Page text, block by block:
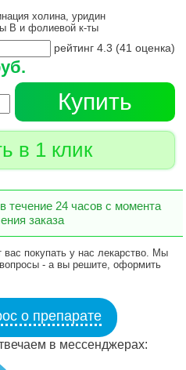
холина, уридин
В и фолиевой к-ты
рейтинг 4.3 (41 оценка)
Купить
в 1 клик
течение 24 часов с момента
заказа
покупать у нас лекарство. Мы
- а вы решите, оформить
о препарате
в мессенджерах: